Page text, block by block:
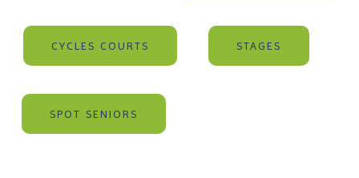
CYCLES COURTS STAGES
SPOT SENIORS